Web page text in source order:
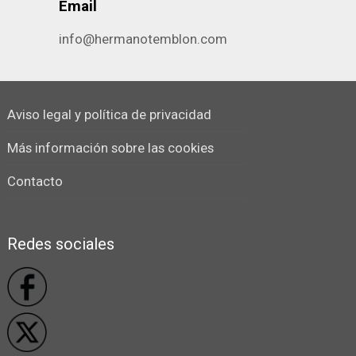
Email
info@hermanotemblon.com
Aviso legal y política de privacidad
Más información sobre las cookies
Contacto
Redes sociales